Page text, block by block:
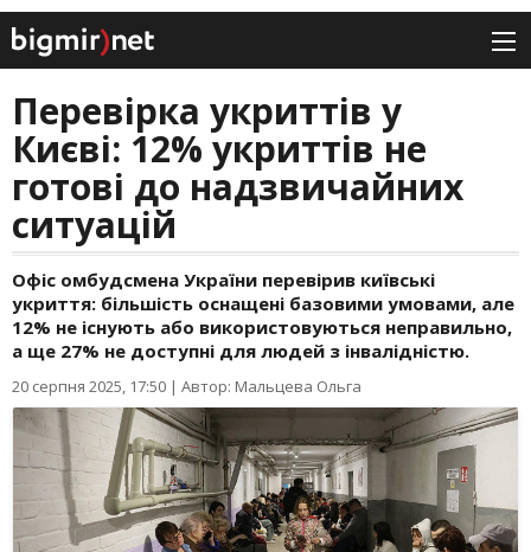
Перевірка укриттів у
Києві: 12% укриттів не
готові до надзвичайних
ситуацій
Офіс омбудсмена України перевірив київські
укриття: більшість оснащені базовими умовами, але
12% не існують або використовуються неправильно,
а ще 27% не доступні для людей з інвалідністю.
20 серпня 2025, 17:50 | Автор: Мальцева Ольга